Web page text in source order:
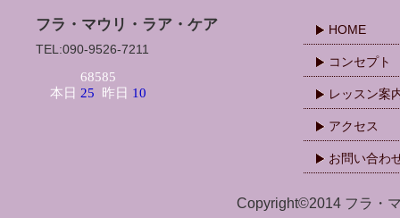
フラ・マウリ・ラア・ケア
TEL:090-9526-7211
HOME
コンセプト
レッスン案
アクセス
お問い合わ
Copyright©2014 フラ・